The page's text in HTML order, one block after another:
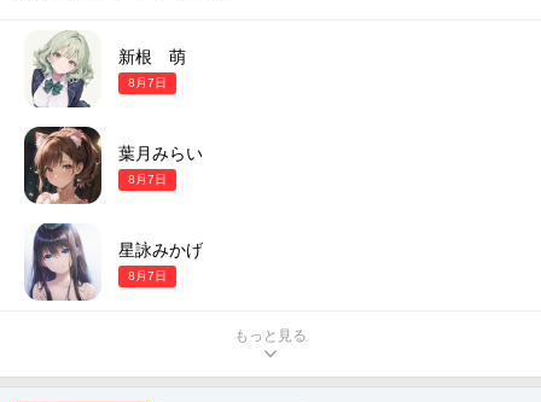
新根 萌
8月7日
葉月みらい
8月7日
星詠みかげ
8月7日
もっと見る